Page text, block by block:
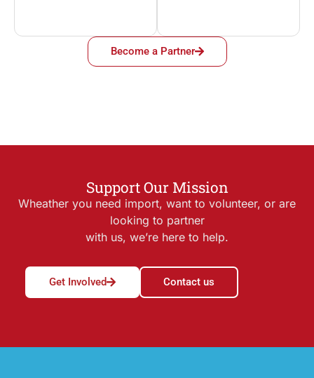
Become a Partner
Support Our Mission
Wheather you need import, want to volunteer, or are
looking to partner
with us, we’re here to help.
Get Involved Contact us